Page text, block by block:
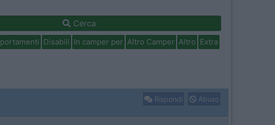
Cerca
Disabili In camper per Altro Camper Altro Extra
Rispondi Abuso